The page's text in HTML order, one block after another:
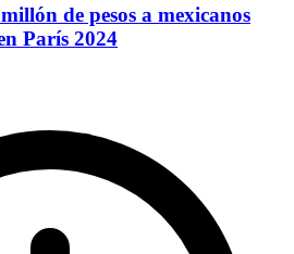
de pesos a mexicanos
París 2024